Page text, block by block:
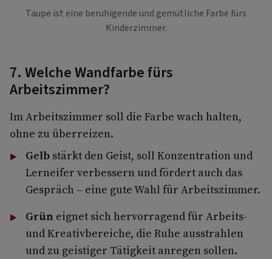
Taupe ist eine beruhigende und gemütliche Farbe fürs
Kinderzimmer.
7. Welche Wandfarbe fürs
Arbeitszimmer?
Im Arbeitszimmer soll die Farbe wach halten,
ohne zu überreizen.
Gelbstärkt den Geist, soll Konzentration und
Lerneifer verbessern und fördert auch das
Gespräch – eine gute Wahl für Arbeitszimmer.
Grün eignet sich hervorragend für Arbeits-
und Kreativbereiche, die Ruhe ausstrahlen
und zu geistiger Tätigkeit anregen sollen.